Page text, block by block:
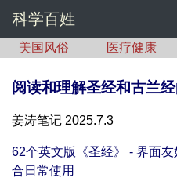
科学百姓
美国风俗 医疗健康
阅读和理解圣经和古兰
姜涛笔记 2025.7.3
62个英文版《圣经》 - 界面
合日常使用